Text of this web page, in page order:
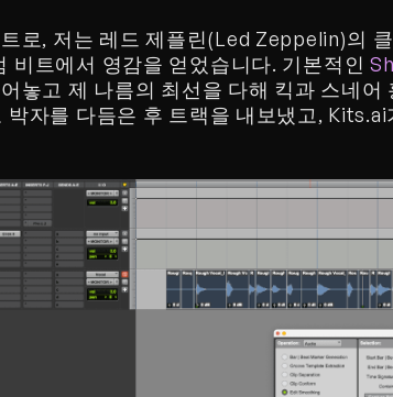
로, 저는 레드 제플린(Led Zeppelin)의
비트에서 영감을 얻었습니다. 기본적인
놓고 제 나름의 최선을 다해 킥과 스네어
박자를 다듬은 후 트랙을 내보냈고,